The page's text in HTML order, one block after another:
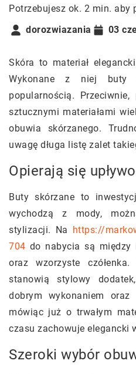
Potrzebujesz ok. 2 min. aby
dorozwiazania
03
Skóra to materiał
Wykonane z niej buty
popularnością.
sztucznymi materiałami
obuwia skórzanego.
uwagę długa listę zalet
Opierają się
Buty skórzane to
wychodzą z mody,
stylizacji. Na https://
704 do nabycia są między
oraz wzorzyste
stanowią stylowy
dobrym wykonaniem oraz
mówiąc już o trwałym
czasu zachowuje elegancki
Szeroki wybór